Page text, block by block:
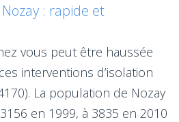
: rapide et
vous peut être haussée
interventions d’isolation
La population de Nozay
en 1999, à 3835 en 2010